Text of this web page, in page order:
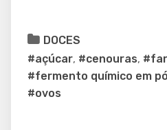
DOCES
#açúcar, #cenouras,
#fermento químico em pó
#ovos